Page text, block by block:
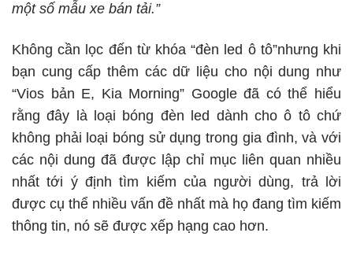
một số mẫu xe bán tải.”
Không cần lọc đến từ khóa “đèn led ô tô”nhưng khi
bạn cung cấp thêm các dữ liệu cho nội dung như
“Vios bản E, Kia Morning” Google đã có thể hiểu
rằng đây là loại bóng đèn led dành cho ô tô chứ
không phải loại bóng sử dụng trong gia đình, và với
các nội dung đã được lập chỉ mục liên quan nhiều
nhất tới ý định tìm kiếm của người dùng, trả lời
được cụ thể nhiều vấn đề nhất mà họ đang tìm kiếm
thông tin, nó sẽ được xếp hạng cao hơn.